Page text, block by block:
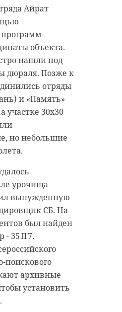
Айрат
объекта.
нашли под
дюраля. Позже к
отряды
и «Память»
участке 30х30
но небольшие
урочища
вынужденную
СБ. На
был найден
- 35 П 7.
архивные
установить
тяжелом
драку
в
в полицию
о массовой
в поселке
прибыли на место
пресекли конфликт
мигрантами.
службе
МВД, полиция
дело по
причинение
СУ СКР
области, в свою
признаки
развития
школы
станет
для всего
и